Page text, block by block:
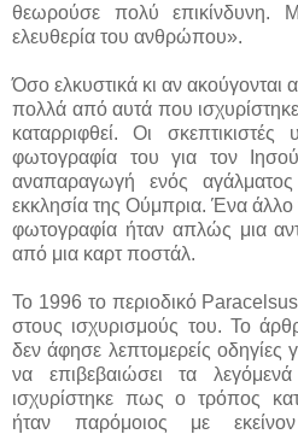
θεωρούσε πολύ επικίνδυνη.
ελευθερία του ανθρώπου».
Όσο ελκυστικά κι αν ακούγονται
πολλά από αυτά που
καταρριφθεί. Οι
φωτογραφία του για τον
αναπαραγωγή ενός
εκκλησία της Ούμπρια. Ένα άλλο
φωτογραφία ήταν απλώς μια
από μια καρτ ποστάλ.
Το 1996 το περιοδικό
στους ισχυρισμούς του. Το
δεν άφησε λεπτομερείς οδηγίες
να επιβεβαιώσει τα
ισχυρίστηκε πως ο τρόπος
ήταν παρόμοιος με